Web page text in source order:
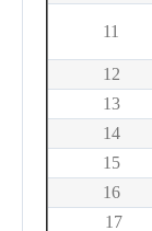
11
12
13
14
15
16
17